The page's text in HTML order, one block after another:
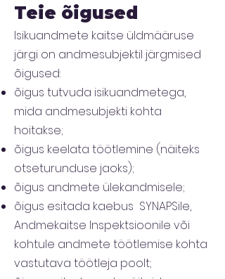
Teie õigused
Isikuandmete kaitse üldmääruse
järgi on andmesubjektil järgmised
õigused:
õigus tutvuda isikuandmetega,
mida andmesubjekti kohta
hoitakse;
õigus keelata töötlemine (näiteks
otseturunduse jaoks);
õigus andmete ülekandmisele;
õigus esitada kaebus SYNAPSile,
Andmekaitse Inspektsioonile või
kohtule andmete töötlemise kohta
vastutava töötleja poolt;